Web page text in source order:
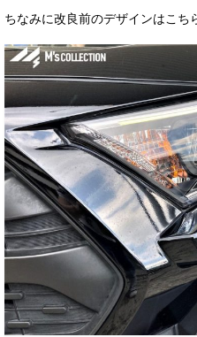
ちなみに改良前のデザインはこち